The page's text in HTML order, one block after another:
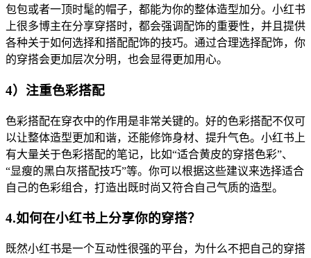
包包或者一顶时髦的帽子，都能为你的整体造型加分。小红书
上很多博主在分享穿搭时，都会强调配饰的重要性，并且提供
各种关于如何选择和搭配配饰的技巧。通过合理选择配饰，你
的穿搭会更加层次分明，也会显得更加用心。
4）注重色彩搭配
色彩搭配在穿衣中的作用是非常关键的。好的色彩搭配不仅可
以让整体造型更加和谐，还能修饰身材、提升气色。小红书上
有大量关于色彩搭配的笔记，比如“适合黄皮的穿搭色彩”、
“显瘦的黑白灰搭配技巧”等。你可以根据这些建议来选择适合
自己的色彩组合，打造出既时尚又符合自己气质的造型。
4.如何在小红书上分享你的穿搭？
既然小红书是一个互动性很强的平台，为什么不把自己的穿搭